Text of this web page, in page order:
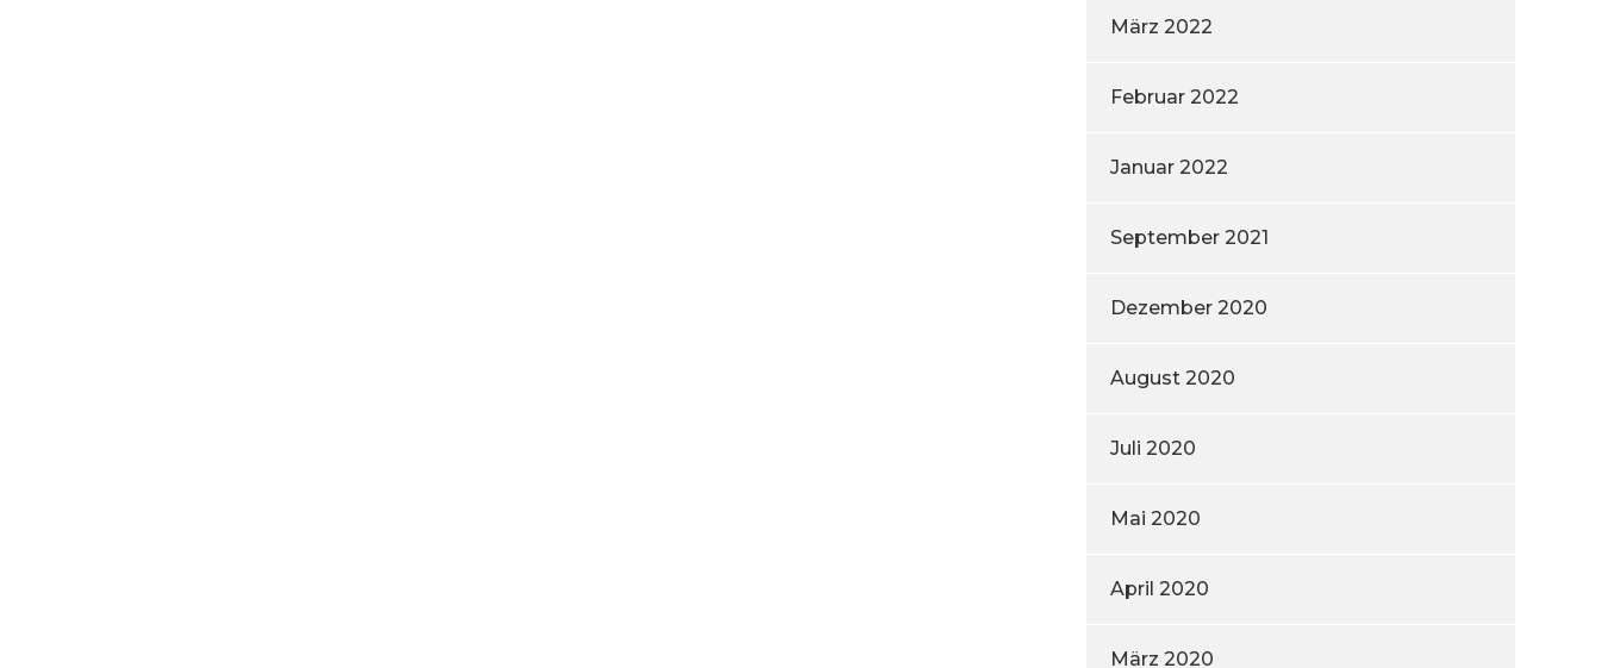
März 2022
Februar 2022
Januar 2022
September 2021
Dezember 2020
August 2020
Juli 2020
Mai 2020
April 2020
März 2020